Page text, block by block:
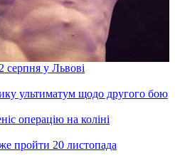
серпня у Львові
ультиматум щодо другого бою
операцію на коліні
пройти 20 листопада